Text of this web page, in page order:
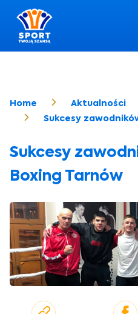
Home
Aktualności
Sukcesy
Sukcesy
Boxing Tarnów